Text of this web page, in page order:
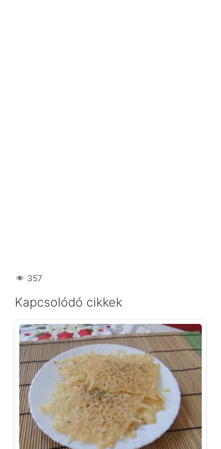
357
Kapcsolódó cikkek